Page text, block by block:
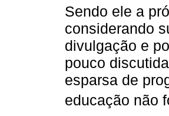
Sendo ele a
considerando
divulgação e
pouco
esparsa de
educação não